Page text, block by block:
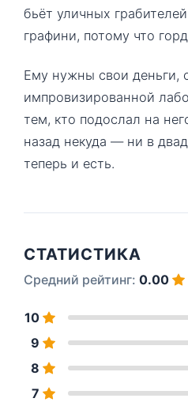
бьёт уличных
графини, потому что
Ему нужны свои деньги,
импровизированной
тем, кто подослал на
назад некуда — ни в
теперь и есть.
СТАТИСТИКА
Средний рейтинг: 0.00
10
9
8
7